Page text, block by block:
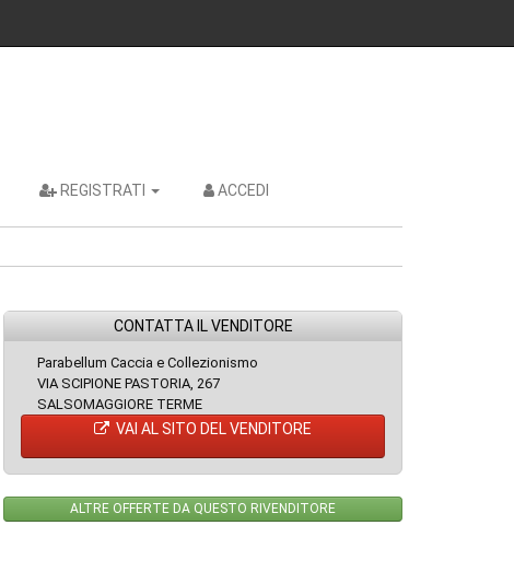
REGISTRATI ACCEDI
CONTATTA IL VENDITORE
Parabellum Caccia e Collezionismo
VIA SCIPIONE PASTORIA, 267
SALSOMAGGIORE TERME
VAI AL SITO DEL VENDITORE
ALTRE OFFERTE DA QUESTO RIVENDITORE